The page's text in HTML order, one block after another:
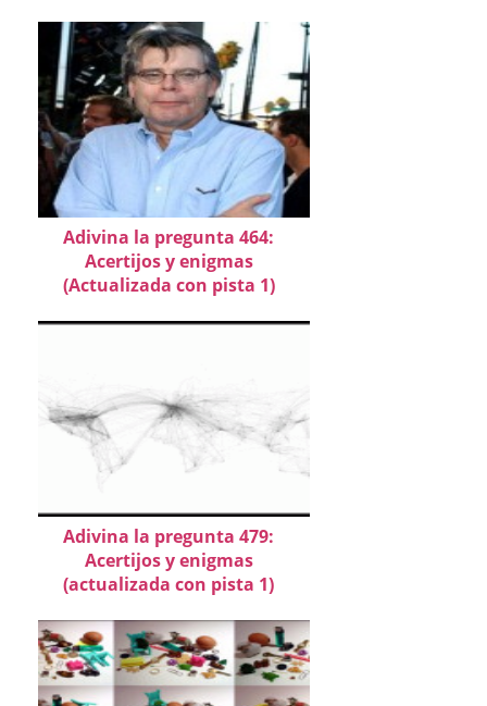
Adivina la pregunta 464:
Acertijos y enigmas
(Actualizada con pista 1)
Adivina la pregunta 479:
Acertijos y enigmas
(actualizada con pista 1)